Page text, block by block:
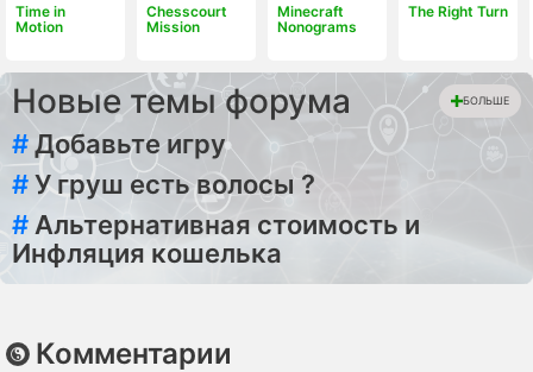
Time in
Motion
Chesscourt
Mission
Minecraft
Nonograms
The Right Turn
Новые темы форума БОЛЬШЕ
#Добавьте игру
#У груш есть волосы ?
# Альтернативная стоимость и
Инфляция кошелька
Комментарии